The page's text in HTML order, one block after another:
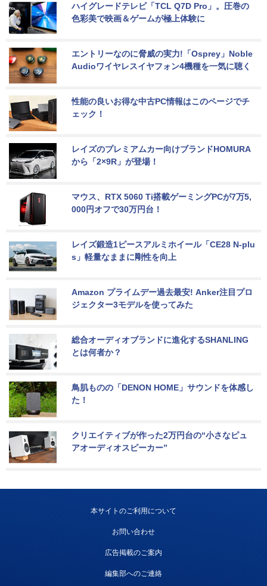
ハイグレードテレビ「TCL Q7D Pro」。圧巻の
色彩美で映画＆ゲームが極上体験に
エントリーなのに脅威の実力!「Osprey」Noble
Audioワイヤレスイヤフォン4機種を一気に聴く
性能の良いお得な中古PC情報はこのページでチ
ェック！
レイズのプレミアムカー向けブランドHOMURA
から「2×9R」が登場！
マウス、RTX 5060 Ti搭載ゲーミングPCが7万5,
000円オフで30万円台！
レイズ鍛造1ピースアルミホイール「CE28 N-plu
s」軽量なままに剛性を向上
Amazon プライムデー過去最安! Anker注目プロ
ジェクター3モデルを使ってみた
総合オーディオブランドに進化するSHANLING
とは何者か？
鳥肌ものの「DENON HOME」サウンドを体感し
た！
クリエイティブが作った2万円台の“小さなピュ
アオーディオスピーカー”
本サイトのご利用について
お問い合わせ
広告掲載のご案内
編集部へのご連絡